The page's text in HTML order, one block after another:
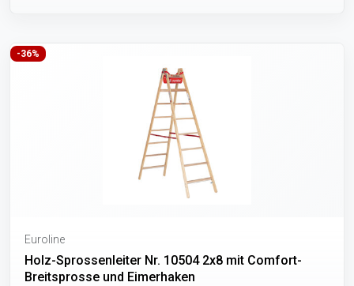
-36%
Euroline
Holz-Sprossenleiter Nr. 10504 2x8 mit Comfort-
Breitsprosse und Eimerhaken